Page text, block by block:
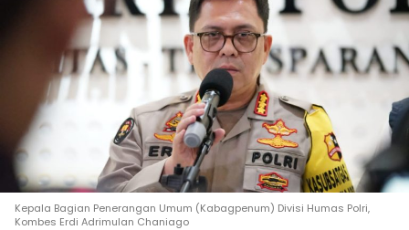
Kepala Bagian Penerangan Umum (Kabagpenum) Divisi Humas Polri,
Kombes Erdi Adrimulan Chaniago